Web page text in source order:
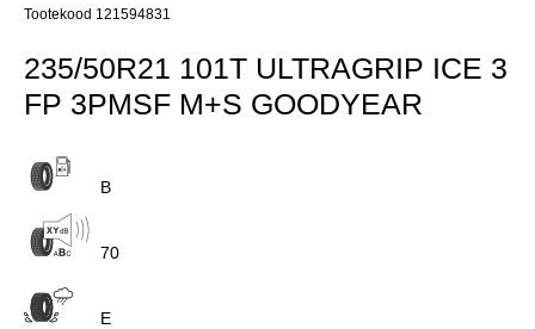
Tootekood 121594831
235/50R21 101T ULTRAGRIP ICE 3
FP 3PMSF M+S GOODYEAR
B
70
E